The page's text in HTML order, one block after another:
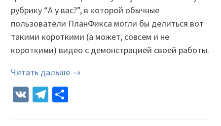
рубрику “А у вас?”, в которой обычные
пользователи ПланФикса могли бы делиться вот
такими короткими (а может, совсем и не
короткими) видео с демонстрацией своей работы.
Читать дальше →
VK Telegram